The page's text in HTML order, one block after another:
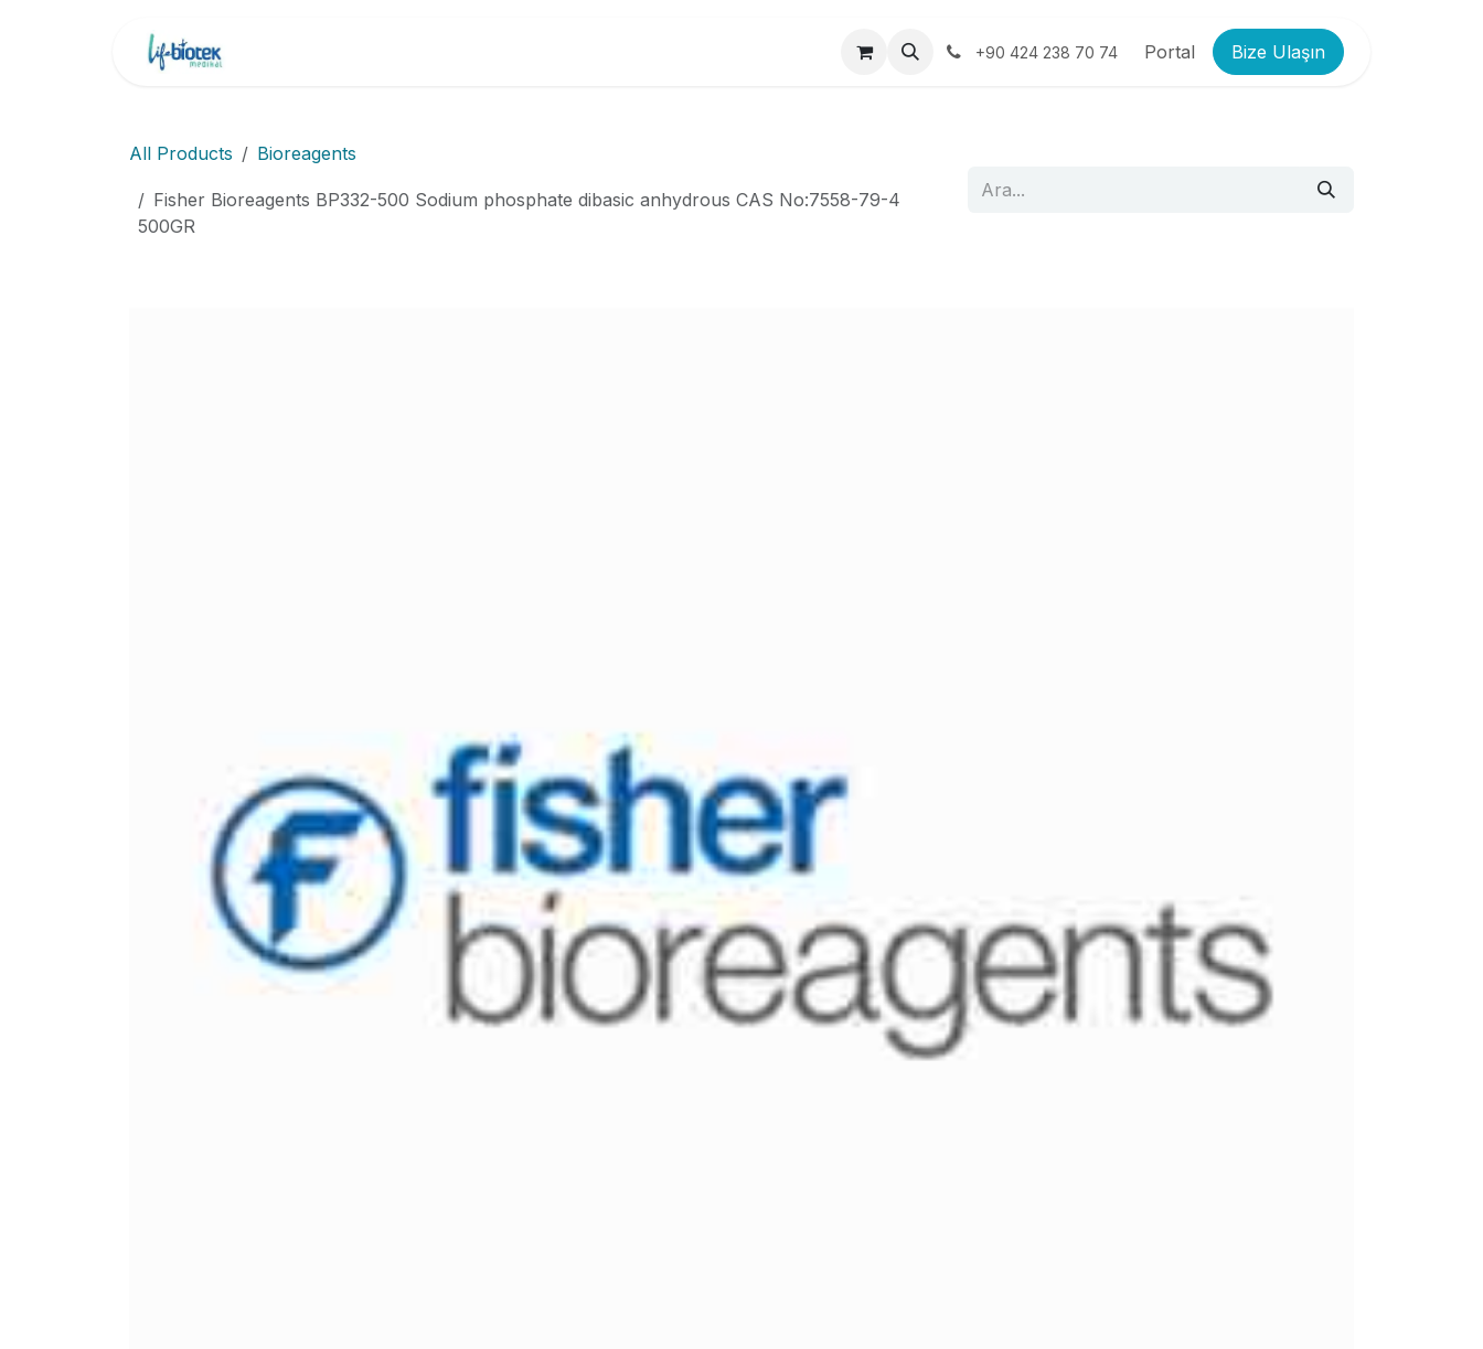
+90 424 238 70 74 Portal Bize Ulaşın
All Products Bioreagents
Fisher Bioreagents BP332-500 Sodium phosphate dibasic anhydrous CAS No:7558-79-4
500GR